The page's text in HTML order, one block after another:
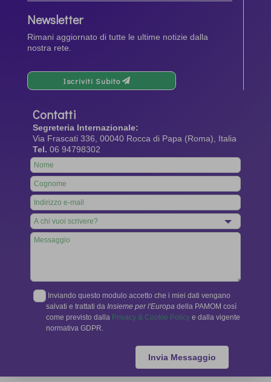
Newsletter
Rimani aggiornato di tutte le ultime notizie dalla
nostra rete.
Iscriviti Subito
Contatti
Segreteria Internazionale:
Via Frascati 336, 00040 Rocca di Papa (Roma), Italia
Tel. 06 94798302
Leave
this
field
blank
Inviando questo modulo accetto che i miei dati vengano
salvati e trattati da Insieme per l'Europa della PAMOM così
come previsto dalla Privacy & Cookie Policy e dalla vigente
normativa GDPR.
Invia Messaggio